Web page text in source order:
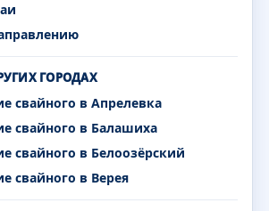
ГОРОДАХ
свайного в Апрелевка
свайного в Балашиха
свайного в Белоозёрский
свайного в Верея